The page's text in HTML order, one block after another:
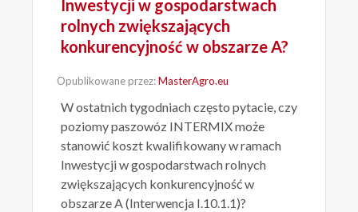
Inwestycji w gospodarstwach
rolnych zwiększających
konkurencyjność w obszarze A?
Opublikowane przez:MasterAgro.eu
W ostatnich tygodniach często pytacie, czy
poziomy paszowóz INTERMIX może
stanowić koszt kwalifikowany w ramach
Inwestycji w gospodarstwach rolnych
zwiększających konkurencyjność w
obszarze A (Interwencja I.10.1.1)?